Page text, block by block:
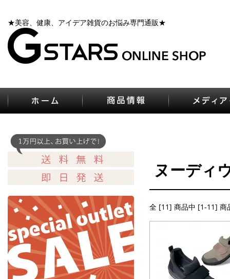
★美容、健康、アイデア雑貨のお悩み専門通販★
ヌーディ
全 [11] 商品中 [1-11] 商